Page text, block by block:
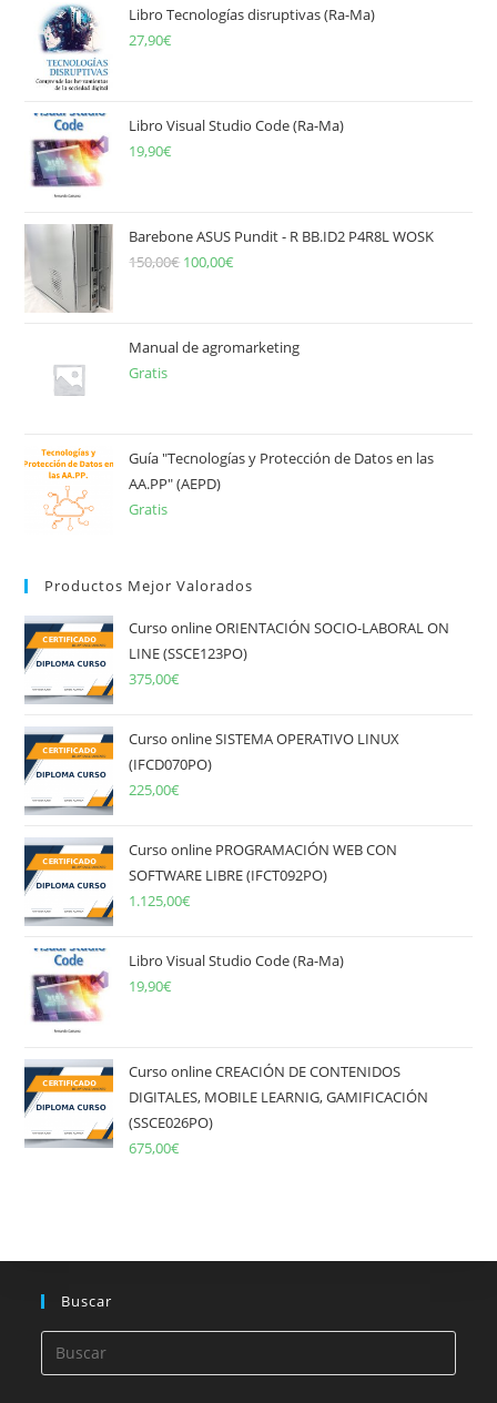
Libro Tecnologías disruptivas (Ra-Ma)
27,90€
Libro Visual Studio Code (Ra-Ma)
19,90€
Barebone ASUS Pundit - R BB.ID2 P4R8L WOSK
150,00€ El
era:
100,00€
es:
Manual de agromarketing
Gratis
Guía "Tecnologías y Protección de Datos en las
AA.PP" (AEPD)
Gratis
Productos Mejor Valorados
Curso online ORIENTACIÓN SOCIO-LABORAL ON
LINE (SSCE123PO)
375,00€
Curso online SISTEMA OPERATIVO LINUX
(IFCD070PO)
225,00€
Curso online PROGRAMACIÓN WEB CON
SOFTWARE LIBRE (IFCT092PO)
1.125,00€
Libro Visual Studio Code (Ra-Ma)
19,90€
Curso online CREACIÓN DE CONTENIDOS
DIGITALES, MOBILE LEARNIG, GAMIFICACIÓN
(SSCE026PO)
675,00€
Buscar